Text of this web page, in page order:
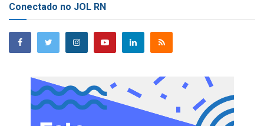
Conectado no JOL RN